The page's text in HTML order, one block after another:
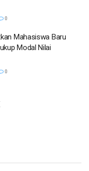
0
Mahasiswa Baru
Modal Nilai
0